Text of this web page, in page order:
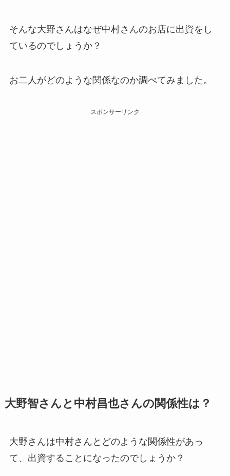
そんな大野さんはなぜ中村さんのお店に出資をし
ているのでしょうか？
お二人がどのような関係なのか調べてみました。
スポンサーリンク
大野智さんと中村昌也さんの関係性は？
大野さんは中村さんとどのような関係性があっ
て、出資することになったのでしょうか？